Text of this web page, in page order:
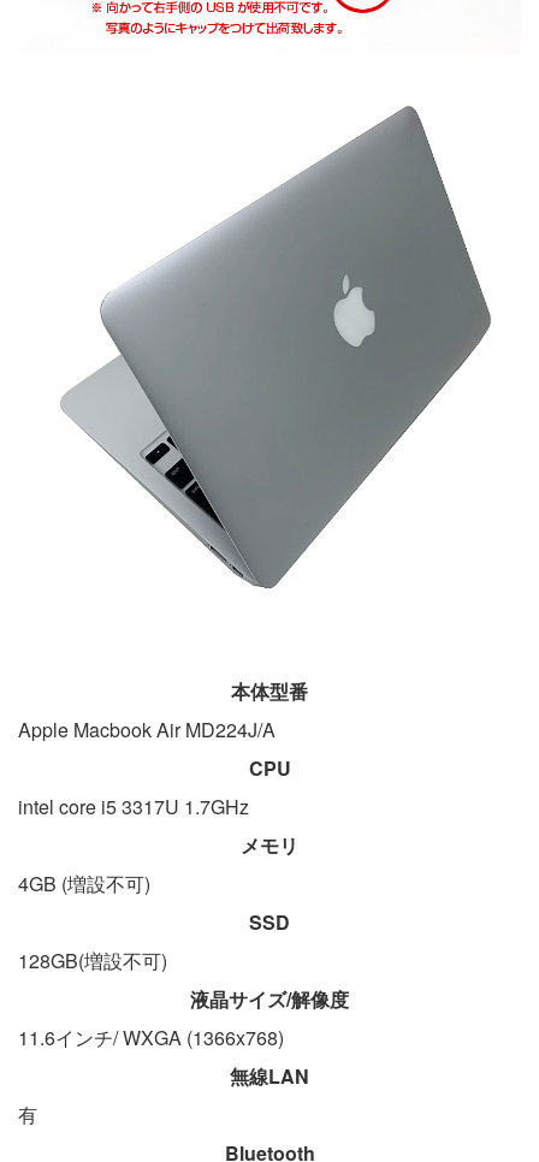
本体型番
Apple Macbook Air MD224J/A
CPU
intel core i5 3317U 1.7GHz
メモリ
4GB (増設不可)
SSD
128GB(増設不可)
液晶サイズ/解像度
11.6インチ/ WXGA (1366x768)
無線LAN
有
Bluetooth